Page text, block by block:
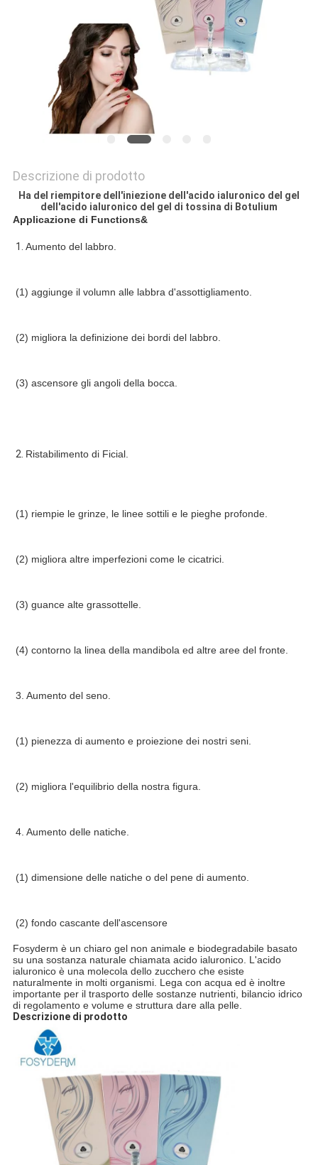
PRIVACY
POLICY
Descrizione di prodotto
Ha del riempitore dell'iniezione dell'acido ialuronico del gel
dell'acido ialuronico del gel di tossina di Botulium
Applicazione di Functions&
1. Aumento del labbro.
(1) aggiunge il volumn alle labbra d'assottigliamento.
(2) migliora la definizione dei bordi del labbro.
(3) ascensore gli angoli della bocca.
2. Ristabilimento di Ficial.
(1) riempie le grinze, le linee sottili e le pieghe profonde.
(2) migliora altre imperfezioni come le cicatrici.
(3) guance alte grassottelle.
(4) contorno la linea della mandibola ed altre aree del fronte.
3. Aumento del seno.
(1) pienezza di aumento e proiezione dei nostri seni.
(2) migliora l'equilibrio della nostra figura.
4. Aumento delle natiche.
(1) dimensione delle natiche o del pene di aumento.
(2) fondo cascante dell'ascensore
Fosyderm è un chiaro gel non animale e biodegradabile basato
su una sostanza naturale chiamata acido ialuronico. L'acido
ialuronico è una molecola dello zucchero che esiste
naturalmente in molti organismi. Lega con acqua ed è inoltre
importante per il trasporto delle sostanze nutrienti, bilancio idrico
di regolamento e volume e struttura dare alla pelle.
Descrizione di prodotto